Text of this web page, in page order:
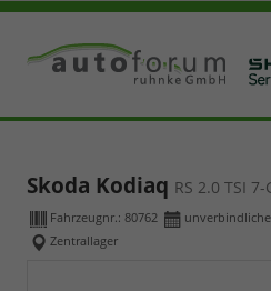
Skoda Kodiaq RS 2.0 TSI
Fahrzeugnr.: 80762
Zentrallager